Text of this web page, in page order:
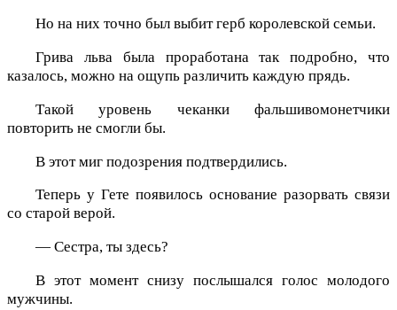
Но на них точно был выбит герб королевской семьи.
Грива льва была проработана так подробно, что
казалось, можно на ощупь различить каждую прядь.
Такой уровень чеканки фальшивомонетчики
повторить не смогли бы.
В этот миг подозрения подтвердились.
Теперь у Гете появилось основание разорвать связи
со старой верой.
— Сестра, ты здесь?
В этот момент снизу послышался голос молодого
мужчины.